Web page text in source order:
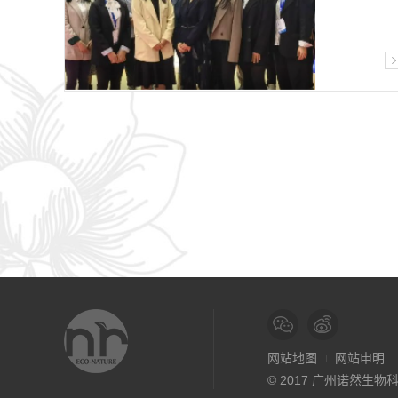
网站地图
网站申明
© 2017 广州诺然生物